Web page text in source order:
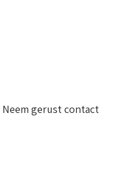
gerust contact